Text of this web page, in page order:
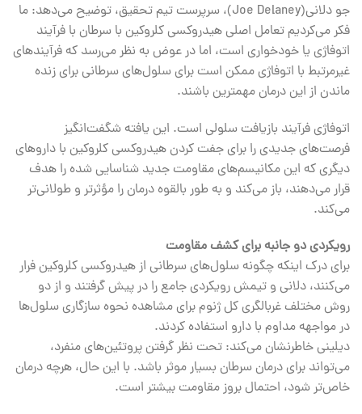
جو دلانی(Joe Delaney)، سرپرست تیم تحقیق، توضیح می‌دهد: ما
فکر می‌کردیم تعامل اصلی هیدروکسی کلروکین با سرطان با فرآیند
اتوفاژی یا خودخواری است، اما در عوض به نظر می‌رسد که فرآیندهای
غیرمرتبط با اتوفاژی ممکن است برای سلول‌های سرطانی برای زنده
ماندن از این درمان مهمترین باشند.
اتوفاژی فرآیند بازیافت سلولی است. این یافته شگفت‌انگیز
فرصت‌های جدیدی را برای جفت کردن هیدروکسی کلروکین با داروهای
دیگری که این مکانیسم‌های مقاومت جدید شناسایی شده را هدف
قرار می‌دهند، باز می‌کند و به طور بالقوه درمان را مؤثرتر و طولانی‌تر
می‌کند.
رویکردی دو جانبه برای کشف مقاومت
برای درک اینکه چگونه سلول‌های سرطانی از هیدروکسی کلروکین فرار
می‌کنند، دلانی و تیمش رویکردی جامع را در پیش گرفتند و از دو
روش مختلف غربالگری کل ژنوم برای مشاهده نحوه سازگاری سلول‌ها
در مواجهه مداوم با دارو استفاده کردند.
دیلینی خاطرنشان می‌کند: تحت نظر گرفتن پروتئین‌های منفرد،
می‌تواند برای درمان سرطان بسیار موثر باشد. با این حال، هرچه درمان
خاص‌تر شود، احتمال بروز مقاومت بیشتر است.